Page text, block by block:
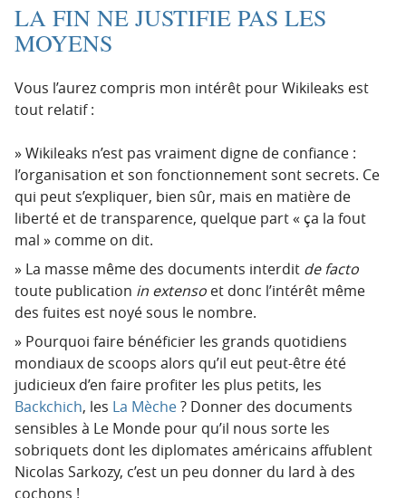
LA FIN NE JUSTIFIE PAS LES
MOYENS
Vous l’aurez compris mon intérêt pour Wikileaks est
tout relatif :
Wikileaks n’est pas vraiment digne de confiance :
l’organisation et son fonctionnement sont secrets. Ce
qui peut s’expliquer, bien sûr, mais en matière de
liberté et de transparence, quelque part « ça la fout
mal » comme on dit.
La masse même des documents interdit de facto
toute publication in extenso et donc l’intérêt même
des fuites est noyé sous le nombre.
Pourquoi faire bénéficier les grands quotidiens
mondiaux de scoops alors qu’il eut peut-être été
judicieux d’en faire profiter les plus petits, les
Backchich, les La Mèche? Donner des documents
sensibles à Le Monde pour qu’il nous sorte les
sobriquets dont les diplomates américains affublent
Nicolas Sarkozy, c’est un peu donner du lard à des
cochons !